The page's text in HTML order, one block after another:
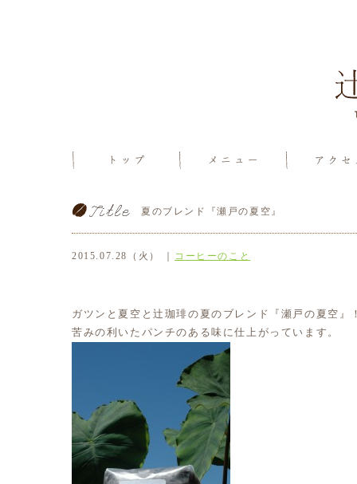
夏のブレンド『瀬戸の夏空』
2015.07.28（火） ｜ コーヒーのこと
ガツンと夏空と辻珈琲の夏のブレンド『瀬戸の夏空』
苦みの利いたパンチのある味に仕上がっています。